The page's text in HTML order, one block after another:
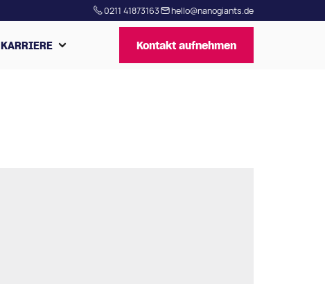
0211 41873163 hello@nanogiants.de
KARRIERE Kontakt aufnehmen